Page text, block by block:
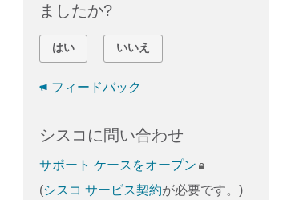
ましたか?
はい いいえ
フィードバック
シスコに問い合わせ
サポート ケースをオープン
(シスコ サービス契約が必要です。)